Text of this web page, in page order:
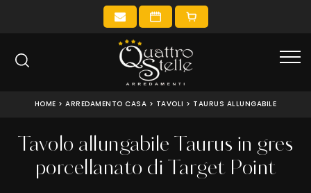
HOME >ARREDAMENTO CASA > TAVOLI > TAURUS ALLUNGABILE
Tavolo allungabile Taurus in gres
porcellanato di Target Point